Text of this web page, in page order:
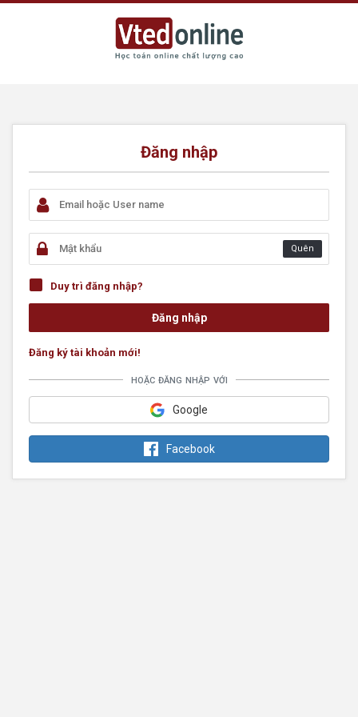
Đăng nhập
Quên
Duy trì đăng nhập?
Đăng ký tài khoản mới!
hoặc đăng nhập với
Google
Facebook